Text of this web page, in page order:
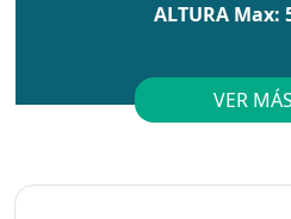
ALTURA Max:
VER MÁS